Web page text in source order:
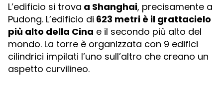
L’edificio si trova a Shanghai, precisamente a
Pudong. L’edificio di 623 metri è il grattacielo
più alto della Cina e il secondo più alto del
mondo. La torre è organizzata con 9 edifici
cilindrici impilati l’uno sull’altro che creano un
aspetto curvilineo.